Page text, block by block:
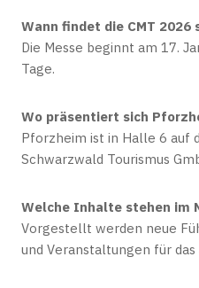
Wann findet die CMT 2026
Die Messe beginnt am 17.
Tage.
Wo präsentiert sich
Pforzheim ist in Halle 6 auf
Schwarzwald Tourismus
Welche Inhalte stehen
Vorgestellt werden neue
und Veranstaltungen für das